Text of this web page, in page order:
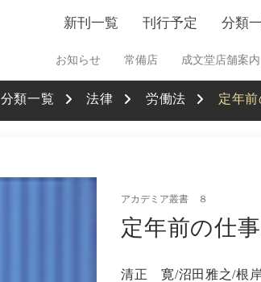
新刊一覧 刊行予定 分類
お知らせ 常備店 成文堂店舗案内
分類一覧 法律 労働法 定年
アカデミア叢書 ８
定年前の仕
清正 寛/沼田雅之/根